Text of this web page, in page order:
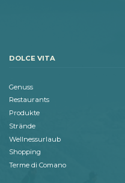
DOLCE VITA
Genuss
Restaurants
Produkte
Strände
Wellnessurlaub
Shopping
Terme di Comano